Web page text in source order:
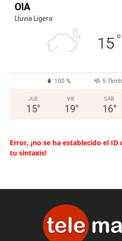
OIA
Lluvia Ligera
15 °
100 % 5.7kmh
JUE
15°
VIE
19°
SAB
16°
Error, ¡no se ha establecido el
tu sintaxis!